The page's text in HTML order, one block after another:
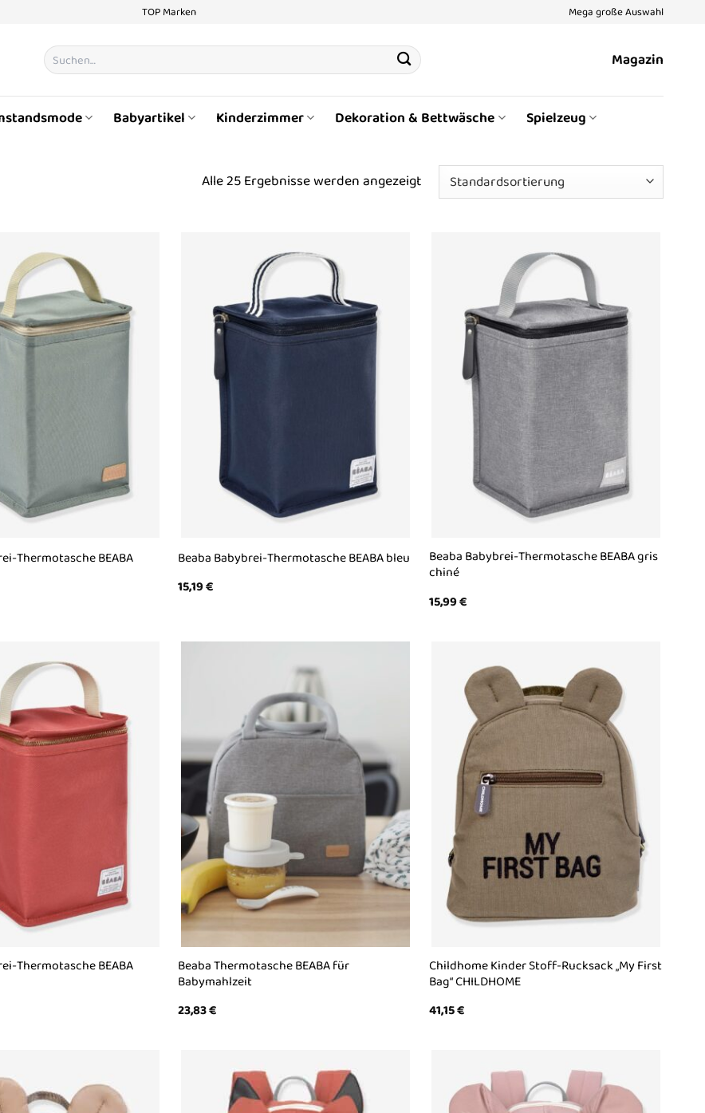
TOP Marken Mega große Auswahl
Suchen
nach:
Magazin
Babyartikel Kinderzimmer Dekoration & Bettwäsche Spielzeug
Alle 25 Ergebnisse werden angezeigt
Thermotasche BEABA
Beaba Babybrei-Thermotasche BEABA bleu
15,19€
Beaba Babybrei-Thermotasche BEABA gris
chiné
15,99€
Thermotasche BEABA
Beaba Thermotasche BEABA für
Babymahlzeit
23,83€
Childhome Kinder Stoff-Rucksack „My First
Bag“ CHILDHOME
41,15€